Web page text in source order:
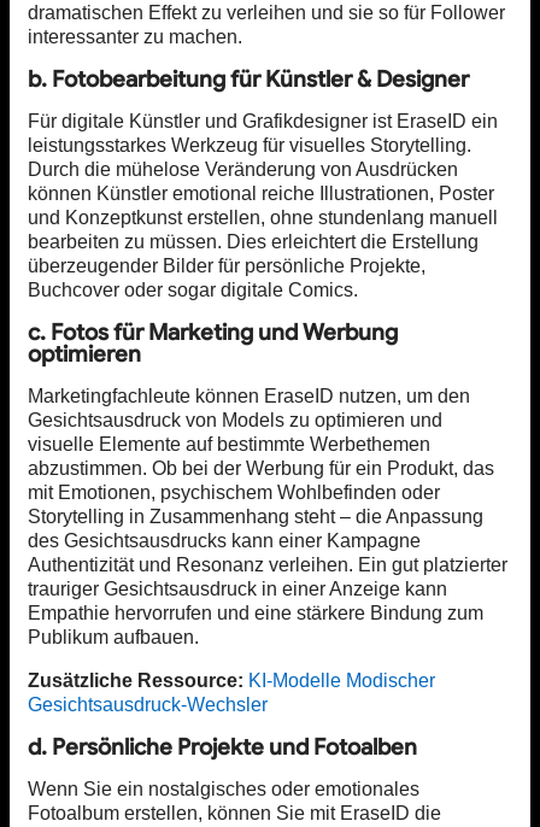
dramatischen Effekt zu verleihen und sie so für Follower
interessanter zu machen.
b. Fotobearbeitung für Künstler & Designer
Für digitale Künstler und Grafikdesigner ist EraseID ein
leistungsstarkes Werkzeug für visuelles Storytelling.
Durch die mühelose Veränderung von Ausdrücken
können Künstler emotional reiche Illustrationen, Poster
und Konzeptkunst erstellen, ohne stundenlang manuell
bearbeiten zu müssen. Dies erleichtert die Erstellung
überzeugender Bilder für persönliche Projekte,
Buchcover oder sogar digitale Comics.
c. Fotos für Marketing und Werbung
optimieren
Marketingfachleute können EraseID nutzen, um den
Gesichtsausdruck von Models zu optimieren und
visuelle Elemente auf bestimmte Werbethemen
abzustimmen. Ob bei der Werbung für ein Produkt, das
mit Emotionen, psychischem Wohlbefinden oder
Storytelling in Zusammenhang steht – die Anpassung
des Gesichtsausdrucks kann einer Kampagne
Authentizität und Resonanz verleihen. Ein gut platzierter
trauriger Gesichtsausdruck in einer Anzeige kann
Empathie hervorrufen und eine stärkere Bindung zum
Publikum aufbauen.
Zusätzliche Ressource: KI-Modelle Modischer
Gesichtsausdruck-Wechsler
d. Persönliche Projekte und Fotoalben
Wenn Sie ein nostalgisches oder emotionales
Fotoalbum erstellen, können Sie mit EraseID die